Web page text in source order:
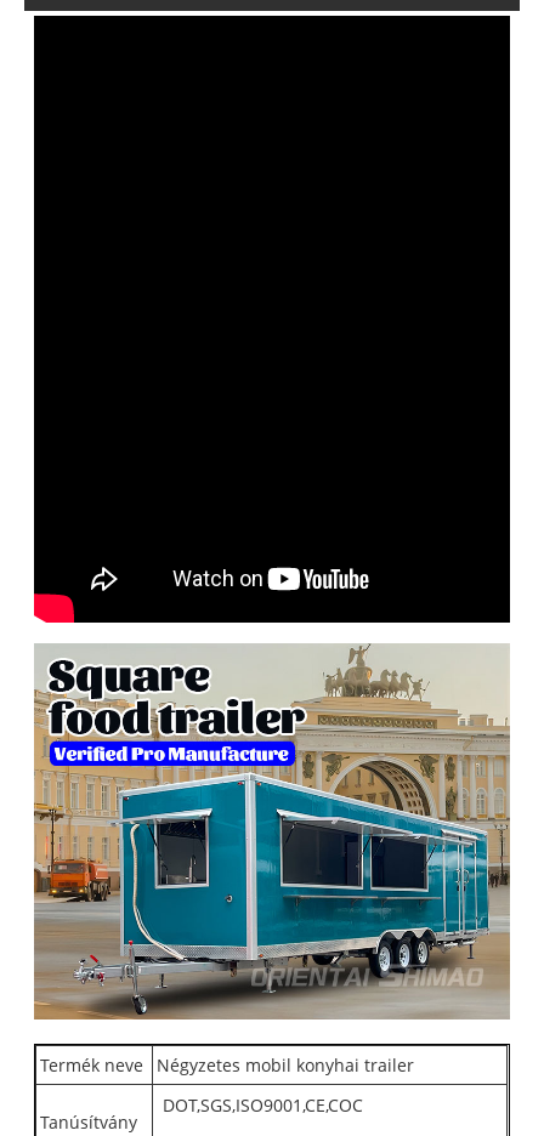
Termék neve Négyzetes mobil konyhai trailer
Tanúsítvány
DOT,SGS,ISO9001,CE,COC